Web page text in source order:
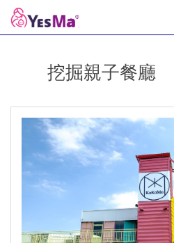
挖掘親子餐廳